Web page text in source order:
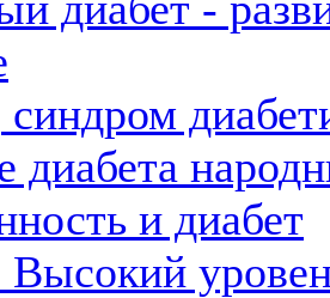
синдром
диабета
и диабет
Высокий